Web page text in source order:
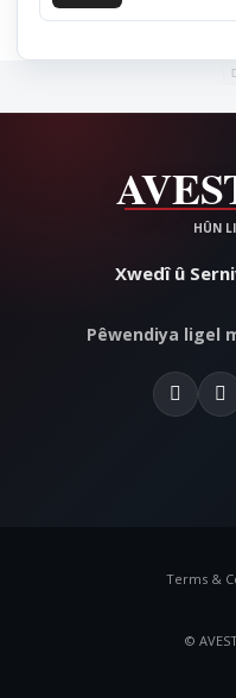
Xwedî û
Pêwendiya ligel
Terms &
©